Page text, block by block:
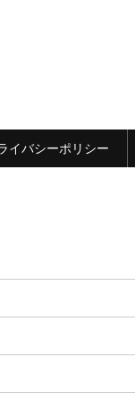
イバシーポリシー